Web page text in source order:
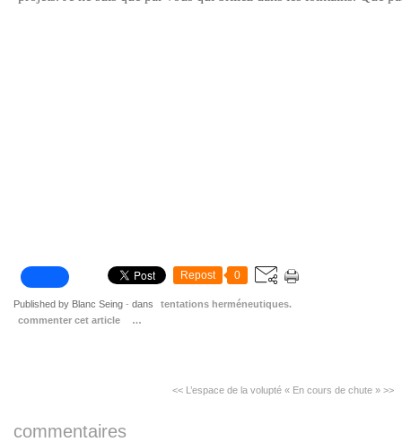
Repost 0
Published by Blanc Seing - dans
tentations herméneutiques.
commenter cet article
…
<< L’espace de la volupté « En cours de chute » >>
commentaires